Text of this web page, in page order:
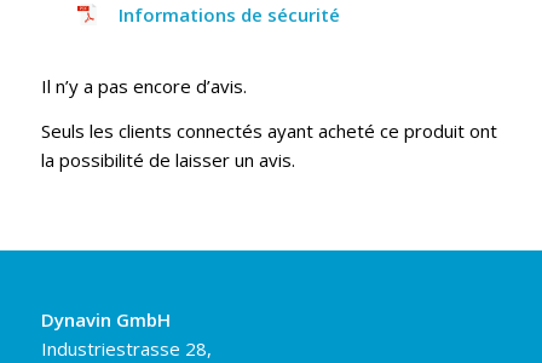
Informations de sécurité
Il n’y a pas encore d’avis.
Seuls les clients connectés ayant acheté ce produit ont
la possibilité de laisser un avis.
Dynavin GmbH
Industriestrasse 28,